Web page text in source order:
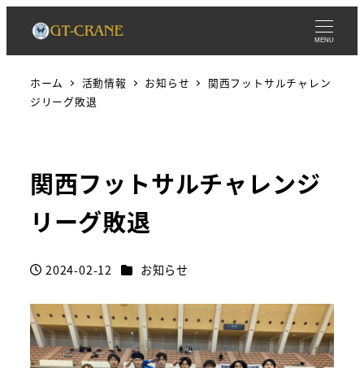
MENU
ホーム 活動情報 お知らせ
関西フットサルチャレン
ジリーグ敗退
関西フットサルチャレンジ
リーグ敗退
投稿日
2024-02-12 カテゴリー
お知らせ